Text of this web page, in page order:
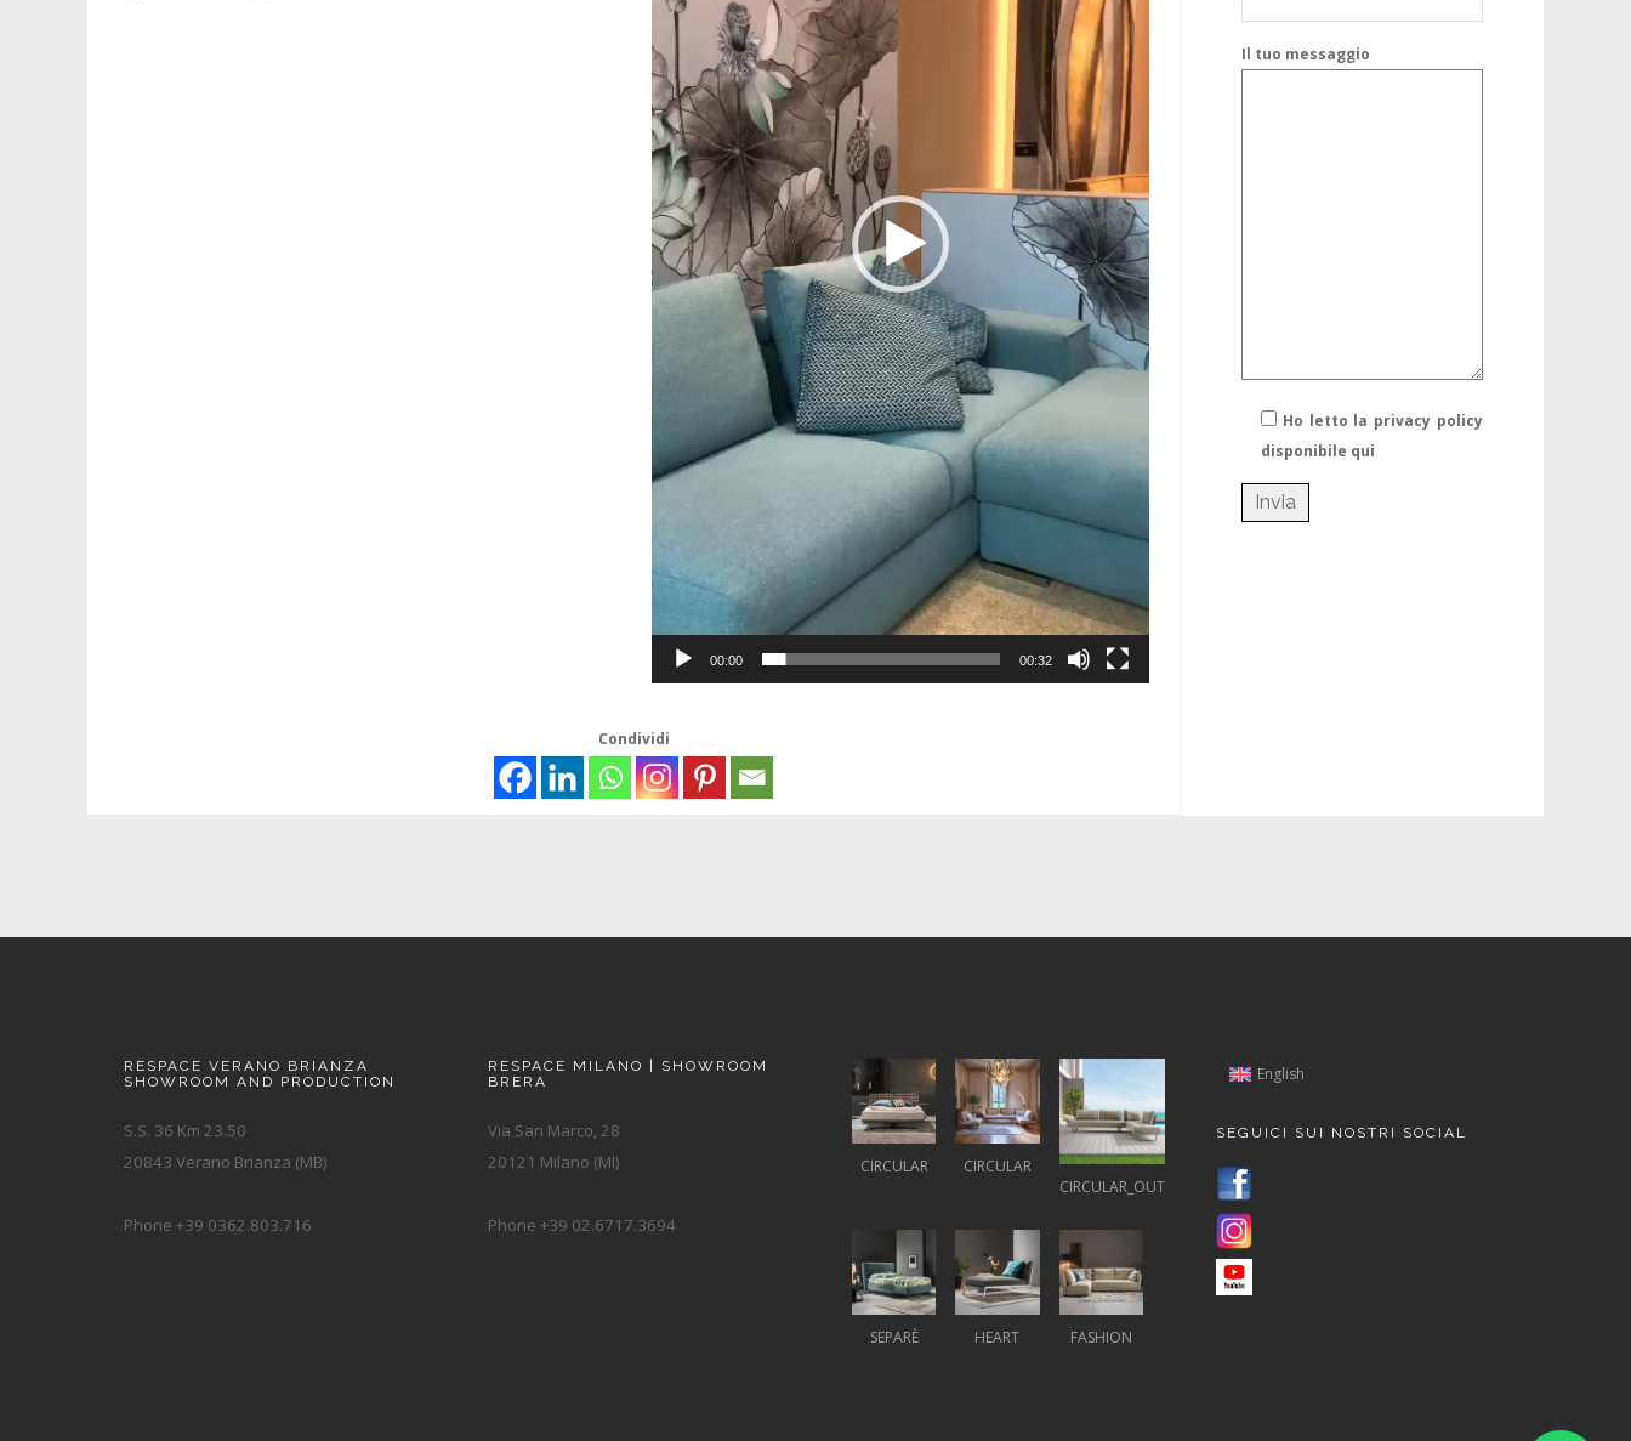
00:00 00:32
Condividi
Il tuo messaggio
Ho letto la privacy policy
disponibile qui
RESPACE VERANO BRIANZA
SHOWROOM AND PRODUCTION
S.S. 36 Km 23.50
20843 Verano Brianza (MB)
Phone +39 0362.803.716
RESPACE MILANO | SHOWROOM
BRERA
Via San Marco, 28
20121 Milano (MI)
Phone +39 02.6717.3694
CIRCULAR
CIRCULAR
CIRCULAR_OUT
SEPARÈ HEART FASHION
English
SEGUICI SUI NOSTRI SOCIAL